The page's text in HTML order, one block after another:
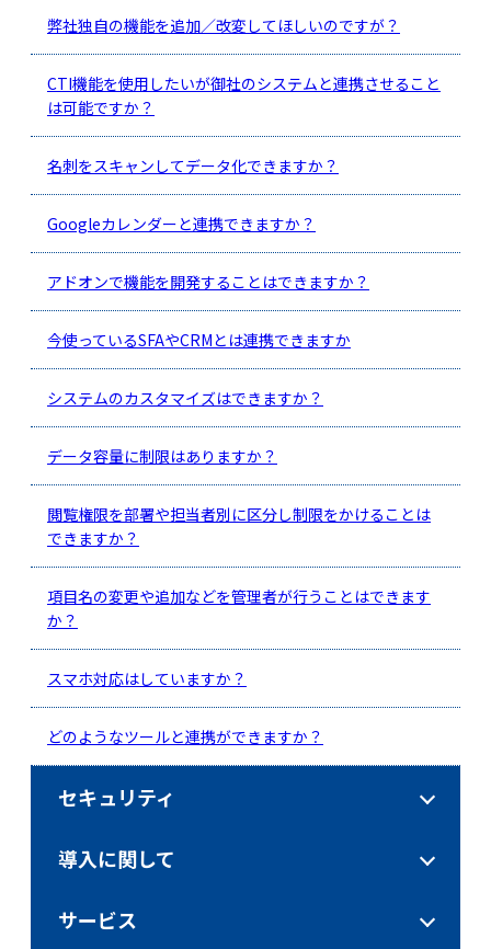
弊社独自の機能を追加／改変してほしいのですが？
CTI機能を使用したいが御社のシステムと連携させること
は可能ですか？
名刺をスキャンしてデータ化できますか？
Googleカレンダーと連携できますか？
アドオンで機能を開発することはできますか？
今使っているSFAやCRMとは連携できますか
システムのカスタマイズはできますか？
データ容量に制限はありますか？
閲覧権限を部署や担当者別に区分し制限をかけることは
できますか？
項目名の変更や追加などを管理者が行うことはできます
か？
スマホ対応はしていますか？
どのようなツールと連携ができますか？
セキュリティ
導入に関して
サービス